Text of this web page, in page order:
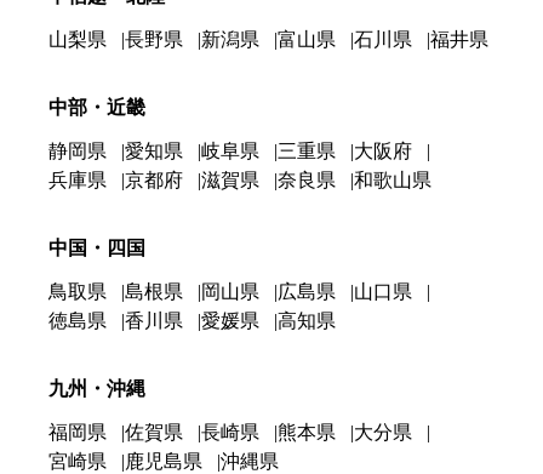
山梨県 長野県 新潟県 富山県 石川県 福井県
中部・近畿
静岡県 愛知県 岐阜県 三重県
大阪府
兵庫県
京都府 滋賀県 奈良県 和歌山県
中国・四国
鳥取県 島根県 岡山県 広島県
山口県
徳島県
香川県 愛媛県 高知県
九州・沖縄
福岡県 佐賀県 長崎県 熊本県
大分県
宮崎県
鹿児島県 沖縄県